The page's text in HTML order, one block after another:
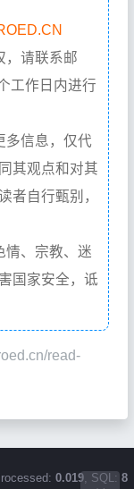
，请联系邮
工作日内进行
多信息，仅代
其观点和对其
者自行甄别，
情、宗教、迷
国家安全，诋
read-
0.019, SQL: 8